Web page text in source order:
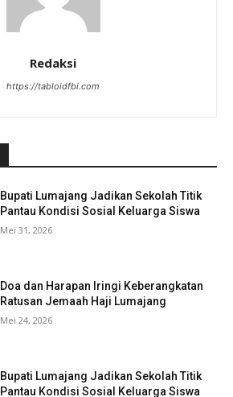
Redaksi
https://tabloidfbi.com
Bupati Lumajang Jadikan Sekolah Titik
Pantau Kondisi Sosial Keluarga Siswa
Mei 31, 2026
Doa dan Harapan Iringi Keberangkatan
Ratusan Jemaah Haji Lumajang
Mei 24, 2026
Bupati Lumajang Jadikan Sekolah Titik
Pantau Kondisi Sosial Keluarga Siswa